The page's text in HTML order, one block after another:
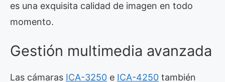
es una exquisita calidad de imagen en todo
momento.
Gestión multimedia avanzada
Las cámaras ICA-3250 e ICA-4250 también